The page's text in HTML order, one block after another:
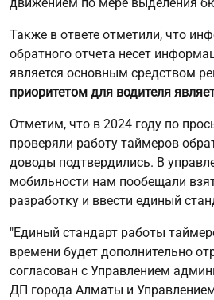
Также в ответе отметили, что
обратного отчета несет
является основным средством
приоритетом для водителя
Отметим, что в 2024 году по
проверяли работу таймеров
доводы подтвердились. В
мобильности нам пообещали
разработку и ввести единый
"Единый стандарт работы
времени будет дополнительно
согласован с Управлением
ДП города Алматы и